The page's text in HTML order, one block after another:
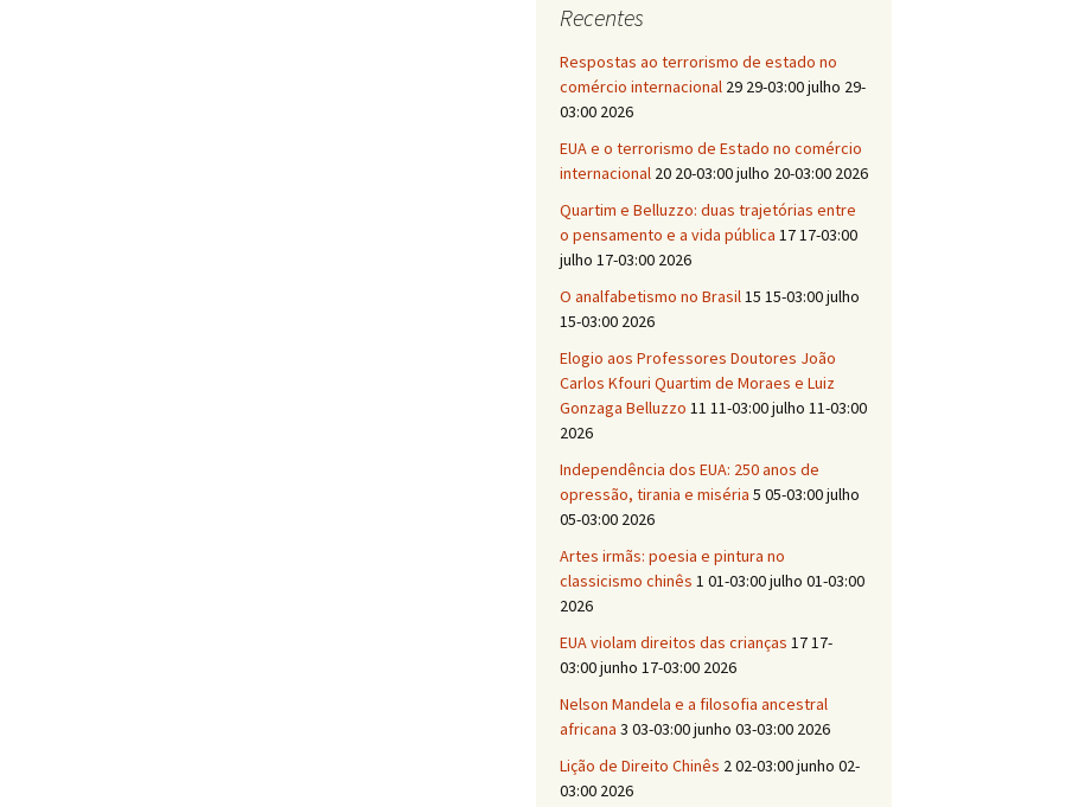
Recentes
Respostas ao terrorismo de estado no
comércio internacional 29 29-03:00 julho 29-
03:00 2026
EUA e o terrorismo de Estado no comércio
internacional 20 20-03:00 julho 20-03:00 2026
Quartim e Belluzzo: duas trajetórias entre
o pensamento e a vida pública 17 17-03:00
julho 17-03:00 2026
O analfabetismo no Brasil15 15-03:00 julho
15-03:00 2026
Elogio aos Professores Doutores João
Carlos Kfouri Quartim de Moraes e Luiz
Gonzaga Belluzzo 11 11-03:00 julho 11-03:00
2026
Independência dos EUA: 250 anos de
opressão, tirania e miséria 5 05-03:00 julho
05-03:00 2026
Artes irmãs: poesia e pintura no
classicismo chinês 1 01-03:00 julho 01-03:00
2026
EUA violam direitos das crianças 17 17-
03:00 junho 17-03:00 2026
Nelson Mandela e a filosofia ancestral
africana 3 03-03:00 junho 03-03:00 2026
Lição de Direito Chinês 2 02-03:00 junho 02-
03:00 2026